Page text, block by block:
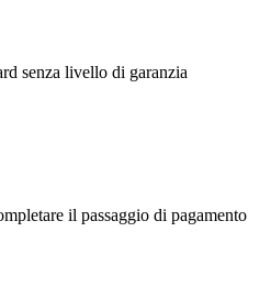
senza livello di garanzia
il passaggio di pagamento